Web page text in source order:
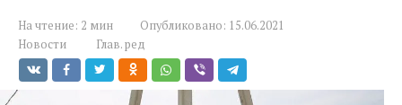
На чтение: 2 мин Опубликовано: 15.06.2021
Новости
Глав. ред